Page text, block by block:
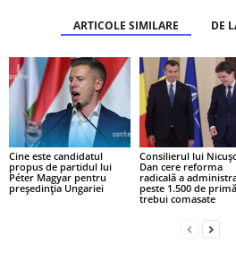
ARTICOLE SIMILARE DE
Cine este candidatul
propus de partidul lui
Péter Magyar pentru
președinția Ungariei
Consilierul lui
Dan cere reforma
radicală a
peste 1.500 de
trebui comasate